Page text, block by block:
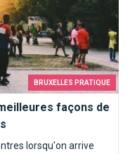
BRUXELLES PRATIQUE
façons de
lorsqu'on arrive